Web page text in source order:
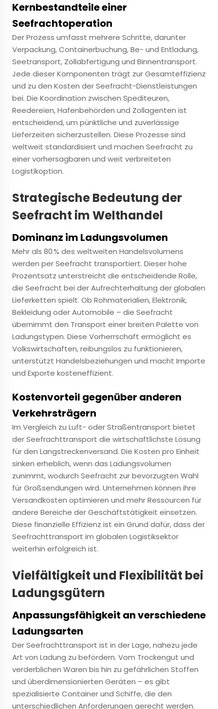
Kernbestandteile einer
Seefrachtoperation
Der Prozess umfasst mehrere Schritte, darunter
Verpackung, Containerbuchung, Be- und Entladung,
Seetransport, Zollabfertigung und Binnentransport.
Jede dieser Komponenten trägt zur Gesamteffizienz
und zu den Kosten der Seefracht-Dienstleistungen
bei. Die Koordination zwischen Spediteuren,
Reedereien, Hafenbehörden und Zollagenten ist
entscheidend, um pünktliche und zuverlässige
Lieferzeiten sicherzustellen. Diese Prozesse sind
weltweit standardisiert und machen Seefracht zu
einer vorhersagbaren und weit verbreiteten
Logistikoption.
Strategische Bedeutung der
Seefracht im Welthandel
Dominanz im Ladungsvolumen
Mehr als 80 % des weltweiten Handelsvolumens
werden per Seefracht transportiert. Dieser hohe
Prozentsatz unterstreicht die entscheidende Rolle,
die Seefracht bei der Aufrechterhaltung der globalen
Lieferketten spielt. Ob Rohmaterialien, Elektronik,
Bekleidung oder Automobile – die Seefracht
übernimmt den Transport einer breiten Palette von
Ladungstypen. Diese Vorherrschaft ermöglicht es
Volkswirtschaften, reibungslos zu funktionieren,
unterstützt Handelsbeziehungen und macht Importe
und Exporte kosteneffizient.
Kostenvorteil gegenüber anderen
Verkehrsträgern
Im Vergleich zu Luft- oder Straßentransport bietet
der Seefrachttransport die wirtschaftlichste Lösung
für den Langstreckenversand. Die Kosten pro Einheit
sinken erheblich, wenn das Ladungsvolumen
zunimmt, wodurch Seefracht zur bevorzugten Wahl
für Großsendungen wird. Unternehmen können ihre
Versandkosten optimieren und mehr Ressourcen für
andere Bereiche der Geschäftstätigkeit einsetzen.
Diese finanzielle Effizienz ist ein Grund dafür, dass der
Seefrachttransport im globalen Logistiksektor
weiterhin erfolgreich ist.
Vielfältigkeit und Flexibilität bei
Ladungsgütern
Anpassungsfähigkeit an verschiedene
Ladungsarten
Der Seefrachttransport ist in der Lage, nahezu jede
Art von Ladung zu befördern. Vom Trockengut und
verderblichen Waren bis hin zu gefährlichen Stoffen
und überdimensionierten Geräten – es gibt
spezialisierte Container und Schiffe, die den
unterschiedlichen Anforderungen gerecht werden.